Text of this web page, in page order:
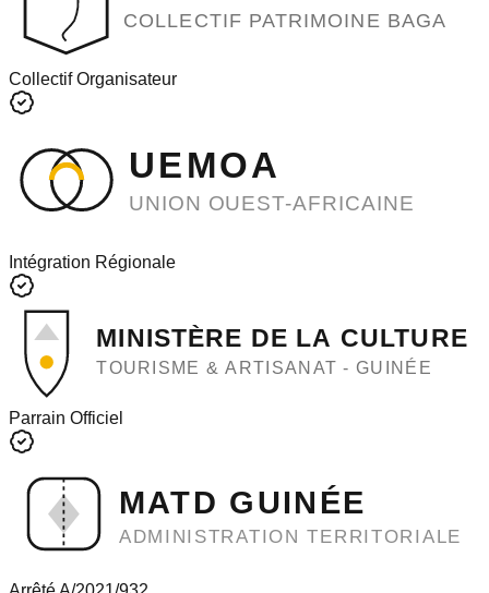
COLLECTIF PATRIMOINE BAGA
Collectif Organisateur
UEMOA
UNION OUEST-AFRICAINE
Intégration Régionale
MINISTÈRE DE LA CULTURE
TOURISME & ARTISANAT - GUINÉE
Parrain Officiel
MATD GUINÉE
ADMINISTRATION TERRITORIALE